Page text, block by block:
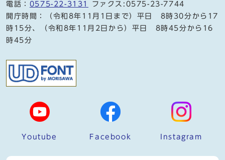
電話： 0575-22-3131
ファクス:0575-23-7744
開庁時間：（令和8年11月1日まで）平日 8時30分から17
時15分、（令和8年11月2日から）平日 8時45分から16
時45分
Youtube Facebook Instagram